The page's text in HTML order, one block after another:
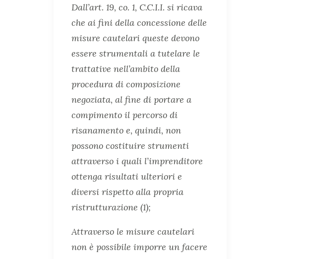
Dall’art. 19, co. 1, C.C.I.I. si ricava
che ai fini della concessione delle
misure cautelari queste devono
essere strumentali a tutelare le
trattative nell’ambito della
procedura di composizione
negoziata, al fine di portare a
compimento il percorso di
risanamento e, quindi, non
possono costituire strumenti
attraverso i quali l’imprenditore
ottenga risultati ulteriori e
diversi rispetto alla propria
ristrutturazione (1);
Attraverso le misure cautelari
non è possibile imporre un facere